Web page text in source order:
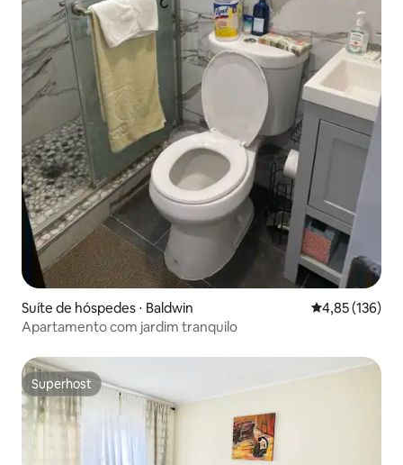
Suíte de hóspedes ⋅ Baldwin 4,85 de uma
4,85 (136)
Apartamento com jardim tranquilo
Superhost
Superhost